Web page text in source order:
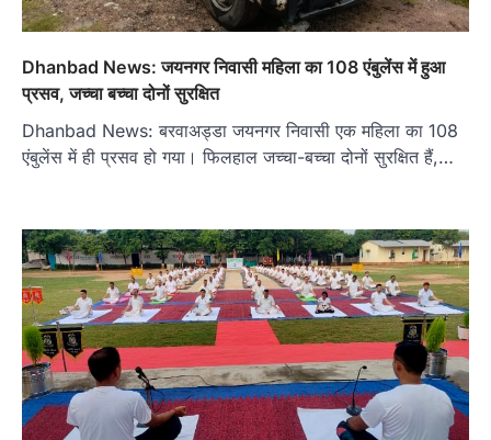
Dhanbad News: जयनगर निवासी महिला का 108 एंबुलेंस में हुआ
प्रसव, जच्चा बच्चा दोनों सुरक्षित
Dhanbad News: बरवाअड्डा जयनगर निवासी एक महिला का 108
एंबुलेंस में ही प्रसव हो गया। फिलहाल जच्चा-बच्चा दोनों सुरक्षित हैं,…